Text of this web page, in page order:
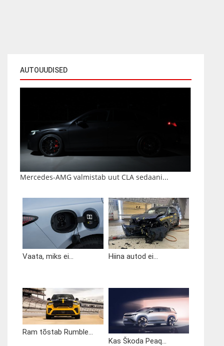
AUTOUUDISED
Mercedes-AMG valmistab uut CLA sedaani...
Vaata, miks ei... Hiina autod ei...
Ram tõstab Rumble...
Kas Škoda Peaq...